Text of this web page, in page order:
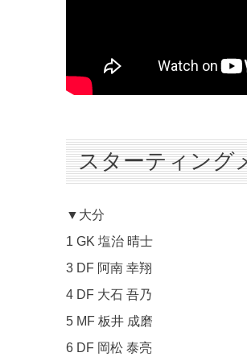
スターティング
▼大分
1 GK 塩治 晴士
3 DF 阿南 幸翔
4 DF 大石 吾乃
5 MF 板井 成磨
6 DF 岡松 泰亮